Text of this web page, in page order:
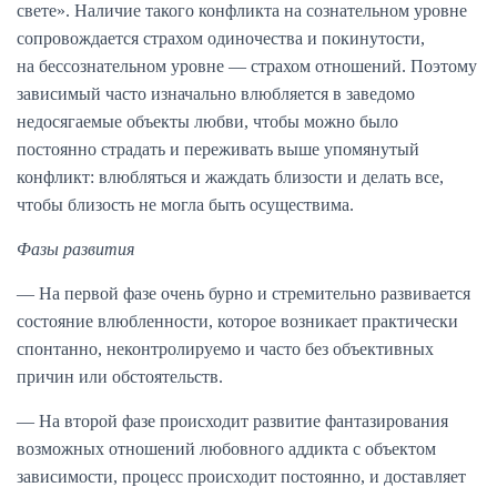
свете». Наличие такого конфликта на сознательном уровне
сопровождается страхом одиночества и покинутости,
на бессознательном уровне — страхом отношений. Поэтому
зависимый часто изначально влюбляется в заведомо
недосягаемые объекты любви, чтобы можно было
постоянно страдать и переживать выше упомянутый
конфликт: влюбляться и жаждать близости и делать все,
чтобы близость не могла быть осуществима.
Фазы развития
— На первой фазе очень бурно и стремительно развивается
состояние влюбленности, которое возникает практически
спонтанно, неконтролируемо и часто без объективных
причин или обстоятельств.
— На второй фазе происходит развитие фантазирования
возможных отношений любовного аддикта с объектом
зависимости, процесс происходит постоянно, и доставляет